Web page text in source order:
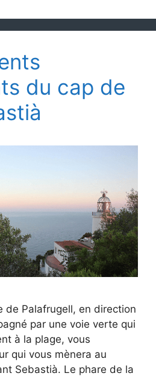
du cap de
de Palafrugell, en direction
par une voie verte qui
à la plage, vous
qui vous mènera au
Sebastià. Le phare de la